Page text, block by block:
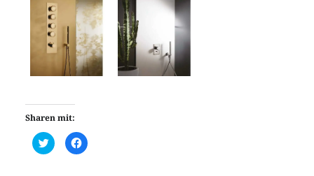
Sharen mit:
Klick,
um
Klick,
um